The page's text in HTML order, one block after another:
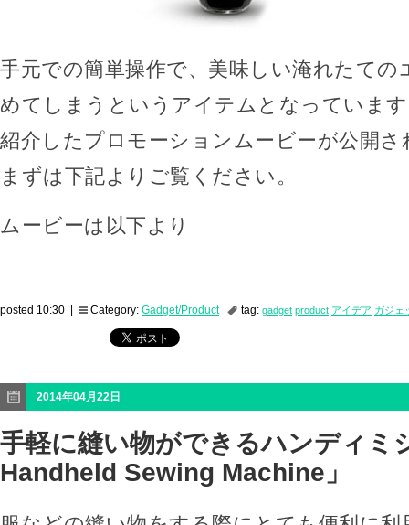
手元での簡単操作で、美味しい淹れたての
めてしまうというアイテムとなっていま
紹介したプロモーションムービーが公開
まずは下記よりご覧ください。
ムービーは以下より
posted 10:30 | Category: Gadget/Product tag: gadget product アイデア ガジェ
2014年04月22日
手軽に縫い物ができるハンディミ
Handheld Sewing Machine」